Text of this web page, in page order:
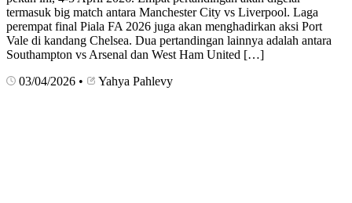
termasuk big match antara Manchester City vs Liverpool. Laga
perempat final Piala FA 2026 juga akan menghadirkan aksi Port
Vale di kandang Chelsea. Dua pertandingan lainnya adalah antara
Southampton vs Arsenal dan West Ham United […]
03/04/2026 • Yahya Pahlevy